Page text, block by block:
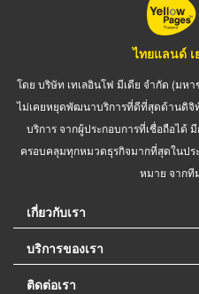
ไทยแลนด์ เ
โดย บริษัท เทเลอินโฟ มีเดีย จำกัด (มห
ไม่เคยหยุดพัฒนาบริการที่ดีที่สุดด้านดิจิ
บริการ จากผู้ประกอบการที่เชื่อถือได้
ครอบคลุมทุกหมวดธุรกิจมากที่สุดในปร
หมาย จาก
เกี่ยวกับเรา
บริการของเรา
ติดต่อเรา